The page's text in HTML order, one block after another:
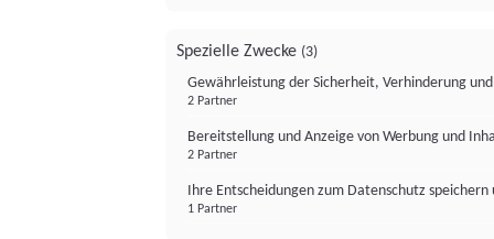
Spezielle Zwecke (3)
Gewährleistung der Sicherheit, Verhinderung
2 Partner
Bereitstellung und Anzeige von Werbung und
2 Partner
Ihre Entscheidungen zum Datenschutz
1 Partner